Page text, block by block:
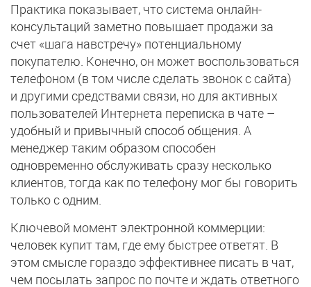
Практика показывает, что система онлайн-
консультаций заметно повышает продажи за
счет «шага навстречу» потенциальному
покупателю. Конечно, он может воспользоваться
телефоном (в том числе сделать звонок с сайта)
и другими средствами связи, но для активных
пользователей Интернета переписка в чате –
удобный и привычный способ общения. А
менеджер таким образом способен
одновременно обслуживать сразу несколько
клиентов, тогда как по телефону мог бы говорить
только с одним.
Ключевой момент электронной коммерции:
человек купит там, где ему быстрее ответят. В
этом смысле гораздо эффективнее писать в чат,
чем посылать запрос по почте и ждать ответного